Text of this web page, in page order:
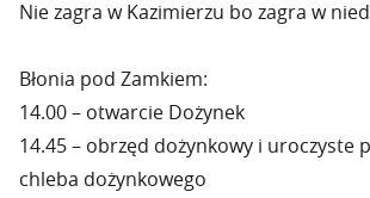
Nie zagra w Kazimierzu bo zagra w
Błonia pod Zamkiem:
14.00 – otwarcie Dożynek
14.45 – obrzęd dożynkowy i uroczyste
chleba dożynkowego